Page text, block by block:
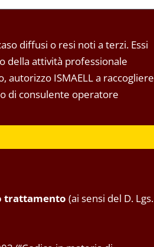
diffusi o resi noti a terzi. Essi
della attività professionale
autorizzo ISMAELL a raccogliere
di consulente operatore
trattamento (ai sensi del D. Lgs.